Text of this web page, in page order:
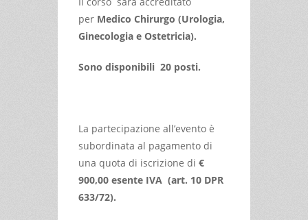
per Medico Chirurgo (Urologia,
Ginecologia e Ostetricia).
Sono disponibili 20 posti.
La partecipazione all’evento è
subordinata al pagamento di
una quota di iscrizione di €
900,00 esente IVA (art. 10 DPR
633/72).